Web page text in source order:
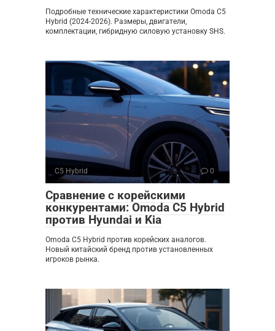
Подробные технические характеристики Omoda C5
Hybrid (2024-2026). Размеры, двигатели,
комплектации, гибридную силовую установку SHS.
C5 Hybrid 0
Сравнение с корейскими
конкурентами: Omoda C5 Hybrid
против Hyundai и Kia
Omoda C5 Hybrid против корейских аналогов.
Новый китайский бренд против установленных
игроков рынка.